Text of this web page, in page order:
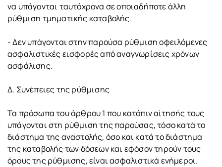
να υπάγονται ταυτόχρονα σε οποιαδήποτε άλλη
ρύθμιση τμηματικής καταβολής.
- Δεν υπάγονται στην παρούσα ρύθμιση οφειλόμενες
ασφαλιστικές εισφορές από αναγνωρίσεις χρόνων
ασφάλισης.
Δ. Συνέπειες της ρύθμισης
Τα πρόσωπα του άρθρου 1 που κατόπιν αίτησής τους
υπάγονται στη ρύθμιση της παρούσας, τόσο κατά το
διάστημα της αναστολής, όσο και κατά το διάστημα
της καταβολής των δόσεων και εφόσον τηρούν τους
όρους της ρύθμισης, είναι ασφαλιστικά ενήμεροι.